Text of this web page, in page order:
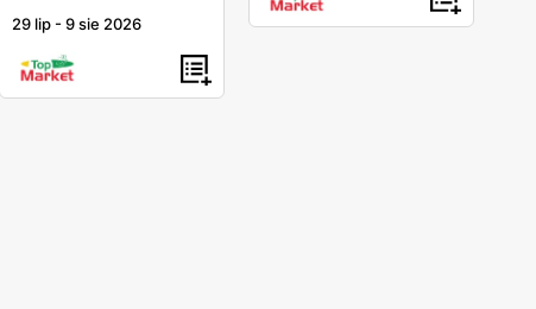
29 lip -9 sie 2026